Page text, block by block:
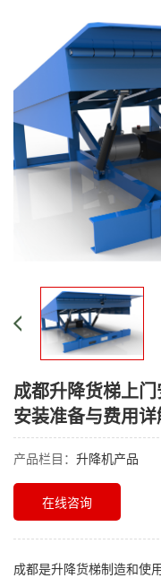
成都升降货梯上
安装准备与费用
产品栏目： 升降机产品
在线咨询
成都是升降货梯制造和使